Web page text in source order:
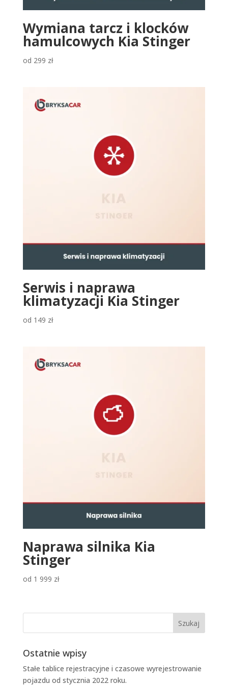
Wymiana tarcz i klocków
hamulcowych Kia Stinger
od 299 zł
Serwis i naprawa
klimatyzacji Kia Stinger
od 149 zł
Naprawa silnika Kia
Stinger
od 1 999 zł
Ostatnie wpisy
Stałe tablice rejestracyjne i czasowe wyrejestrowanie
pojazdu od stycznia 2022 roku.